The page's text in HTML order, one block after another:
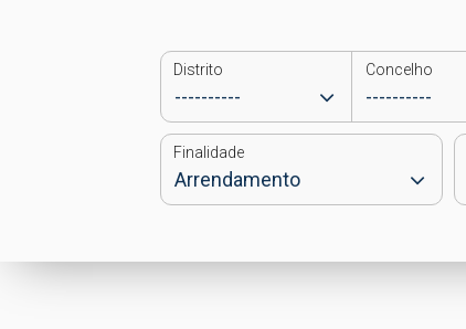
Distrito Concelho
Finalidade